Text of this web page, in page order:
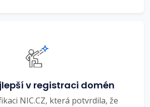
v registraci domén
NIC.CZ, která potvrdila, že